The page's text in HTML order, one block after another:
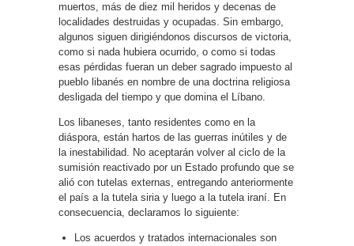
muertos, más de diez mil heridos y decenas de
localidades destruidas y ocupadas. Sin embargo,
algunos siguen dirigiéndonos discursos de victoria,
como si nada hubiera ocurrido, o como si todas
esas pérdidas fueran un deber sagrado impuesto al
pueblo libanés en nombre de una doctrina religiosa
desligada del tiempo y que domina el Líbano.
Los libaneses, tanto residentes como en la
diáspora, están hartos de las guerras inútiles y de
la inestabilidad. No aceptarán volver al ciclo de la
sumisión reactivado por un Estado profundo que se
alió con tutelas externas, entregando anteriormente
el país a la tutela siria y luego a la tutela iraní. En
consecuencia, declaramos lo siguiente:
Los acuerdos y tratados internacionales son